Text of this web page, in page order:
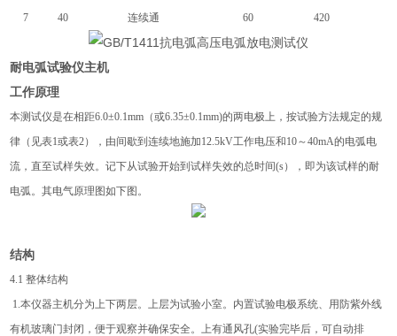
7
40 连续通 60 420
耐电弧试验仪主机
工作原理
本测试仪是在相距6.0±0.1mm（或6.35±0.1mm)的两电极上，按试验方法规定的规
律（见表1或表2），由间歇到连续地施加12.5kV工作电压和10～40mA的电弧电
流，直至试样失效。记下从试验开始到试样失效的总时间(s），即为该试样的耐
电弧。其电气原理图如下图。
结构
4.1 整体结构
1.本仪器主机分为上下两层。上层为试验小室。内置试验电极系统、用 防紫外线
有机玻璃门封闭，便于观察并确保安全。上有通风孔(实验完毕后，可自动排